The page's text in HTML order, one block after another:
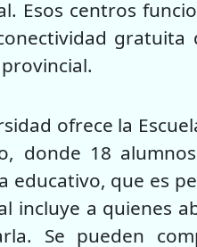
Esos centros
ofrece la
donde 18
educativo, que es
incluye a quienes
Se pueden